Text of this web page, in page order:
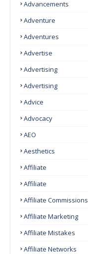
Advancements
Adventure
Adventures
Advertise
Advertising
Advertising
Advice
Advocacy
AEO
Aesthetics
Affiliate
Affiliate
Affiliate Commissions
Affiliate Marketing
Affiliate Mistakes
Affiliate Networks